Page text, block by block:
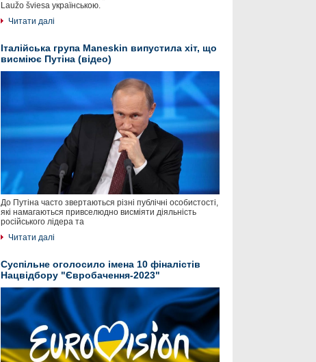
Laužo šviesa українською.
Читати далі
Італійська група Maneskin випустила хіт, що
висміює Путіна (відео)
До Путіна часто звертаються різні публічні особистості,
які намагаються привселюдно висміяти діяльність
російського лідера та
Читати далі
Суспільне оголосило імена 10 фіналістів
Нацвідбору "Євробачення-2023"